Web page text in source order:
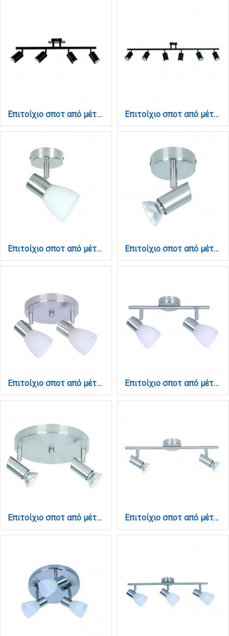
Επιτοίχιο σποτ από μέταλλο σε μαύρη απόχρωση 4XGU10 D:70cm (9081-4) Επιτοίχιο σποτ από μέταλλο σε μαύρη απόχρωση 6XGU10 D:110cm (9081-6)
Επιτοίχιο σποτ από μέταλλο σε νίκελ ματ απόχρωση 1XE14 D:8cm (9064-1Φ-Νίκελ Ματ) Επιτοίχιο σποτ από μέταλλο σε νίκελ ματ απόχρωση 1XGU10 D:8cm (9075-1Φ-Νίκελ Ματ)
Επιτοίχιο σποτ από μέταλλο σε νίκελ ματ απόχρωση 2xE14 D:20cm (9064-2Φ-Νίκελ Ματ) Επιτοίχιο σποτ από μέταλλο σε νίκελ ματ απόχρωση 2XE14 D:30cm (9065-2Φ-Νίκελ Ματ)
Επιτοίχιο σποτ από μέταλλο σε νίκελ ματ απόχρωση 2XGU10 D:17cm (9075-2Φ-Νίκελ Ματ) Επιτοίχιο σποτ από μέταλλο σε νίκελ ματ απόχρωση 2XGU10 D:40cm (9076-2Φ-Νίκελ Ματ)